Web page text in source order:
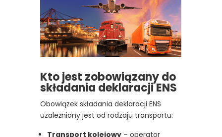
Kto jest zobowiązany do
składania deklaracji ENS
Obowiązek składania deklaracji ENS
uzależniony jest od rodzaju transportu:
Transport kolejowy– operator